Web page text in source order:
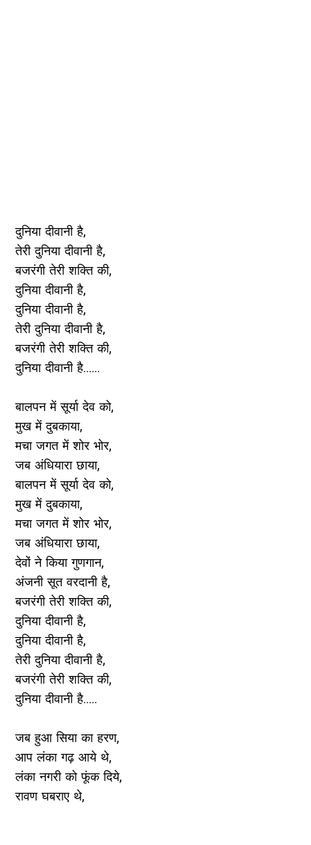
दुनिया दीवानी है,
तेरी दुनिया दीवानी है,
बजरंगी तेरी शक्ति की,
दुनिया दीवानी है,
दुनिया दीवानी है,
तेरी दुनिया दीवानी है,
बजरंगी तेरी शक्ति की,
दुनिया दीवानी है......
बालपन में सूर्या देव को,
मुख में दुबकाया,
मचा जगत में शोर भोर,
जब अंधियारा छाया,
बालपन में सूर्या देव को,
मुख में दुबकाया,
मचा जगत में शोर भोर,
जब अंधियारा छाया,
देवों ने किया गुणगान,
अंजनी सूत वरदानी है,
बजरंगी तेरी शक्ति की,
दुनिया दीवानी है,
दुनिया दीवानी है,
तेरी दुनिया दीवानी है,
बजरंगी तेरी शक्ति की,
दुनिया दीवानी है.....
जब हुआ सिया का हरण,
आप लंका गढ़ आये थे,
लंका नगरी को फूंक दिये,
रावण घबराए थे,